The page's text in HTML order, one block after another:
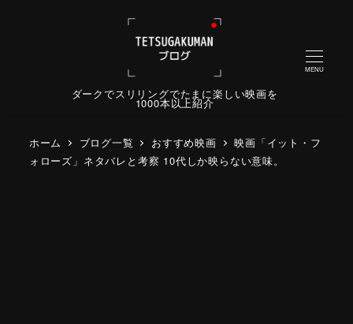
ダークでスリリングでたまに楽しい映画を
1000本以上紹介
MENU
ホーム ブログ一覧 おすすめ映画
映画「イット・フ
ォローズ」ネタバレと考察 10代しか映らない意味。